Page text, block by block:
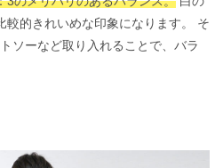
較的きれいめな印象になります。 そ
ソーなど取り入れることで、バラ